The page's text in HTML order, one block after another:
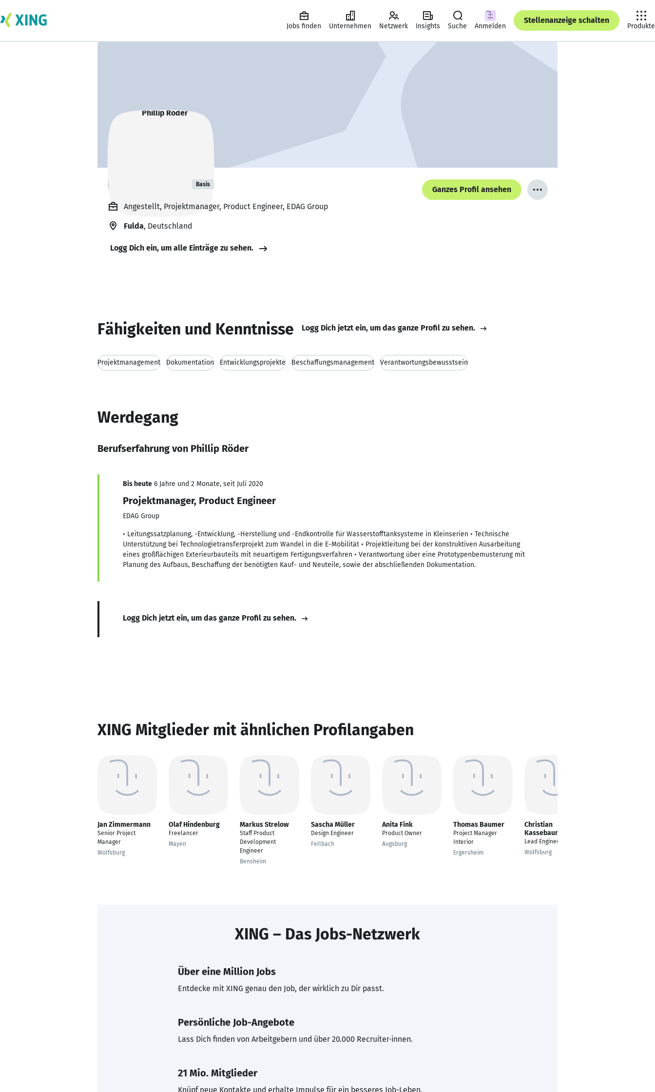
Jobs finden Unternehmen Netzwerk Insights Suche Anmelden
Stellenanzeige schalten
Produkte
Phillip Röder Basis
Ganzes Profil ansehen
Angestellt, Projektmanager, Product Engineer, EDAG Group
Fulda, Deutschland
Logg Dich ein, um alle Einträge zu sehen.
Fähigkeiten und Kenntnisse Logg Dich jetzt ein, um das ganze Profil zu sehen.
Projektmanagement Dokumentation Entwicklungsprojekte Beschaffungsmanagement Verantwortungsbewusstsein
Werdegang
Berufserfahrung von Phillip Röder
Bis heute 6 Jahre und 2 Monate, seit Juli 2020
Projektmanager, Product Engineer
EDAG Group
• Leitungssatzplanung, -Entwicklung, -Herstellung und -Endkontrolle für Wasserstofftanksysteme in Kleinserien • Technische
Unterstützung bei Technologietransferprojekt zum Wandel in die E-Mobilität • Projektleitung bei der konstruktiven Ausarbeitung
eines großflächigen Exterieurbauteils mit neuartigem Fertigungsverfahren • Verantwortung über eine Prototypenbemusterung mit
Planung des Aufbaus, Beschaffung der benötigten Kauf- und Neuteile, sowie der abschließenden Dokumentation.
Logg Dich jetzt ein, um das ganze Profil zu sehen.
XING Mitglieder mit ähnlichen Profilangaben
Jan Zimmermann
Senior Project
Manager
Wolfsburg
Olaf Hindenburg
Freelancer
Mayen
Markus Strelow
Staff Product
Development
Engineer
Bensheim
Sascha Müller
Design Engineer
Fellbach
Anita Fink
Product Owner
Augsburg
Thomas Baumer
Project Manager
Interior
Ergersheim
Christian
Kassebaum
Lead Engineer
Wolfsburg
XING – Das Jobs-Netzwerk
Über eine Million Jobs
Entdecke mit XING genau den Job, der wirklich zu Dir passt.
Persönliche Job-Angebote
Lass Dich finden von Arbeitgebern und über 20.000 Recruiter·innen.
21 Mio. Mitglieder
Knüpf neue Kontakte und erhalte Impulse für ein besseres Job-Leben.